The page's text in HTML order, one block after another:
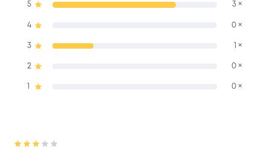
5 3 ×
4 0 ×
3 1 ×
2 0 ×
0 ×